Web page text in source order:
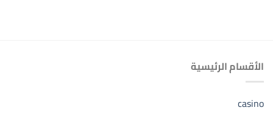
الأقسام الرئيسية
casino